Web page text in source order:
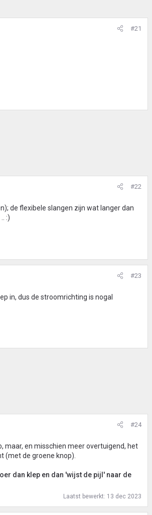
#21
#22
de flexibele slangen zijn wat langer dan
:)
#23
in, dus de stroomrichting is nogal
#24
maar, en misschien meer overtuigend, het
(met de groene knop).
dan klep en dan 'wijst de pijl' naar de
Laatst bewerkt: 13 dec 2023